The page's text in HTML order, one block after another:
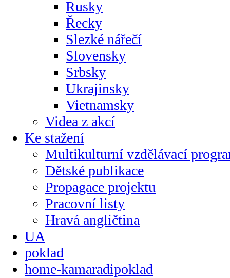
Rusky
Řecky
Slezké nářečí
Slovensky
Srbsky
Ukrajinsky
Vietnamsky
Videa z akcí
Ke stažení
Multikulturní vzdělávací
Dětské publikace
Propagace projektu
Pracovní listy
Hravá angličtina
UA
poklad
home-kamaradipoklad